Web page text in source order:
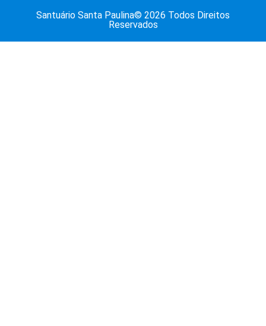
Santuário Santa Paulina© 2026 Todos Direitos
Reservados